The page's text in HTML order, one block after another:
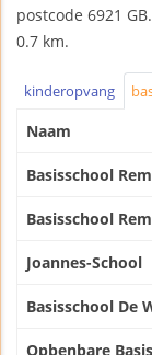
postcode 6921
0.7 km.
kinderopvang
Naam
Basisschool
Basisschool
Joannes-School
Basisschool De
Opbenbare